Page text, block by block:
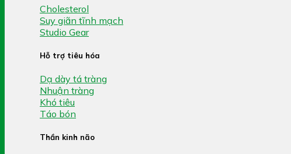
Cholesterol
Suy giãn tĩnh mạch
Studio Gear
Hỗ trợ tiêu hóa
Dạ dày tá tràng
Nhuận tràng
Khó tiêu
Táo bón
Thần kinh não